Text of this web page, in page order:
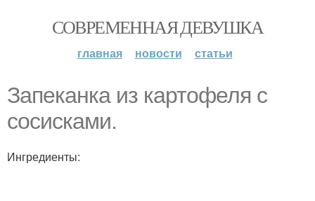
СОВРЕМЕННАЯ ДЕВУШКА
главная новости статьи
Запеканка из картофеля с
сосисками.
Ингредиенты: